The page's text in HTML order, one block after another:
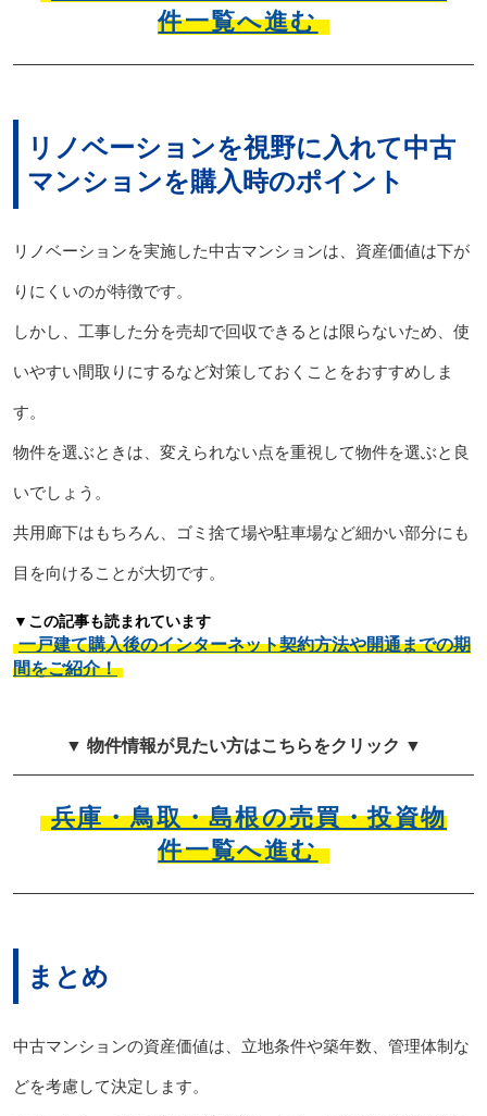
件一覧へ進む
リノベーションを視野に入れて中古
マンションを購入時のポイント
リノベーションを実施した中古マンションは、資産価値は下が
りにくいのが特徴です。
しかし、工事した分を売却で回収できるとは限らないため、使
いやすい間取りにするなど対策しておくことをおすすめしま
す。
物件を選ぶときは、変えられない点を重視して物件を選ぶと良
いでしょう。
共用廊下はもちろん、ゴミ捨て場や駐車場など細かい部分にも
目を向けることが大切です。
▼この記事も読まれています
一戸建て購入後のインターネット契約方法や開通までの期
間をご紹介！
▼ 物件情報が見たい方はこちらをクリック ▼
兵庫・鳥取・島根の売買・投資物
件一覧へ進む
まとめ
中古マンションの資産価値は、立地条件や築年数、管理体制な
どを考慮して決定します。